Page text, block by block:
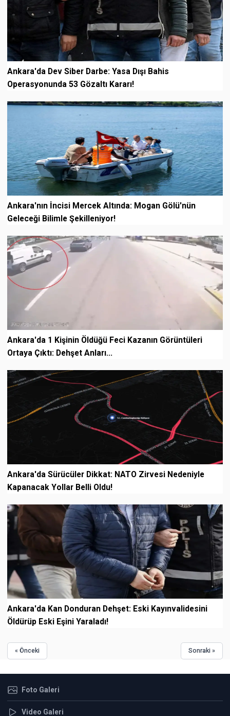
Ankara'da Dev Siber Darbe: Yasa Dışı Bahis
Operasyonunda 53 Gözaltı Kararı!
Ankara'nın İncisi Mercek Altında: Mogan Gölü'nün
Geleceği Bilimle Şekilleniyor!
Ankara'da 1 Kişinin Öldüğü Feci Kazanın Görüntüleri
Ortaya Çıktı: Dehşet Anları...
Ankara'da Sürücüler Dikkat: NATO Zirvesi Nedeniyle
Kapanacak Yollar Belli Oldu!
Ankara'da Kan Donduran Dehşet: Eski Kayınvalidesini
Öldürüp Eski Eşini Yaraladı!
« Önceki Sonraki »
Foto Galeri
Video Galeri